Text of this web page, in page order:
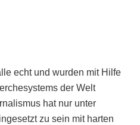
echt und wurden mit Hilfe
der Welt
hat nur unter
zu sein mit harten